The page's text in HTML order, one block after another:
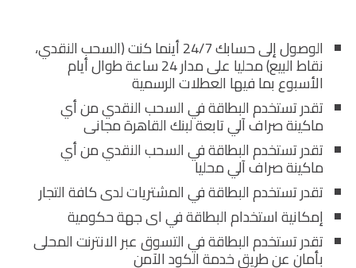
الوصول إلى حسابك 24/7 أينما كنت (السحب النقدي،
نقاط البيع) محليا على مدار 24 ساعة طوال أيام
الأسبوع بما فيها العطلات الرسمية
تقدر تستخدم البطاقة في السحب النقدي من أي
ماكينة صراف آلي تابعة لبنك القاهرة مجانى
تقدر تستخدم البطاقة في السحب النقدي من أي
ماكينة صراف آلي محليا
تقدر تستخدم البطاقة في المشتريات لدى كافة التجار
إمكانية استخدام البطاقة في اى جهة حكومية
تقدر تستخدم البطاقة في التسوق عبر الانترنت المحلى
بأمان عن طريق خدمة الكود الآمن